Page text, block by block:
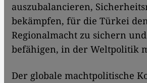
auszubalancieren,
bekämpfen, für die Türkei
Regionalmacht zu sichern
befähigen, in der Weltpolitik
Der globale machtpolitische